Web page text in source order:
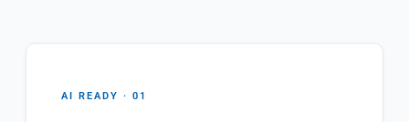
AI READY · 01